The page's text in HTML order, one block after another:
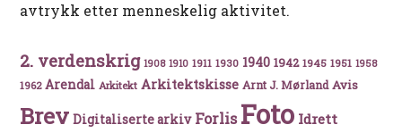
avtrykk etter menneskelig aktivitet.
2. verdenskrig 1908 1910 1911 1930 1940 1942 1945 1951 1958
1962 Arendal Arkitekt Arkitektskisse Arnt J. Mørland Avis
Brev Digitaliserte arkiv Forlis Foto Idrett